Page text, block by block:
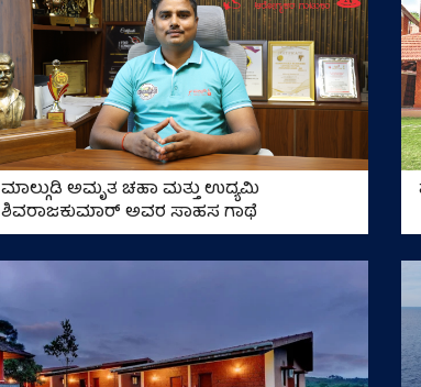
ಮಾಲ್ಗುಡಿ ಅಮೃತ ಚಹಾ ಮತ್ತು ಉದ್ಯಮಿ
ಶಿವರಾಜಕುಮಾರ್ ಅವರ ಸಾಹಸ ಗಾಥೆ